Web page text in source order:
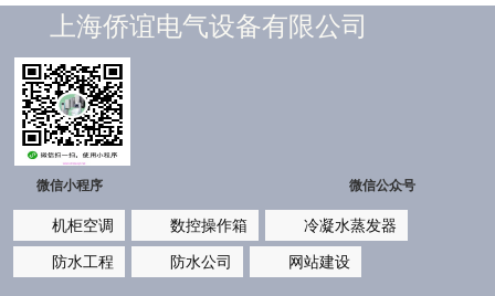
上海侨谊电气设备有限公司
机柜空调 数控操作箱 冷凝水蒸发器
防水工程 防水公司 网站建设
微信公众号
微信小程序
×
侨谊微信公众号
仿威图柜、悬臂箱